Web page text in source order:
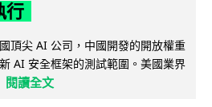
行
頂尖 AI 公司，中國開發的開放權重
AI 安全框架的測試範圍。美國業界
閱讀全文